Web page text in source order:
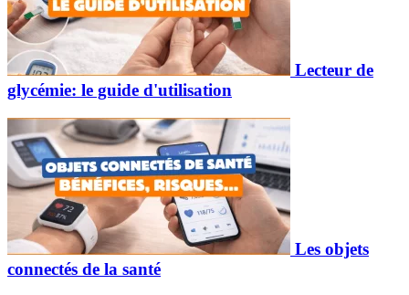
Lecteur de
glycémie: le guide d'utilisation
Les objets
connectés de la santé